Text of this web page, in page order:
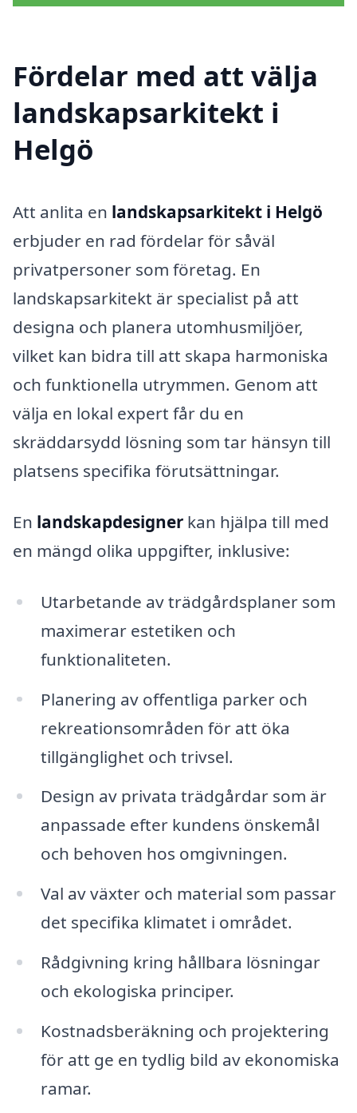
Fördelar med att välja
landskapsarkitekt i
Helgö
Att anlita en landskapsarkitekt i Helgö
erbjuder en rad fördelar för såväl
privatpersoner som företag. En
landskapsarkitekt är specialist på att
designa och planera utomhusmiljöer,
vilket kan bidra till att skapa harmoniska
och funktionella utrymmen. Genom att
välja en lokal expert får du en
skräddarsydd lösning som tar hänsyn till
platsens specifika förutsättningar.
En landskapdesigner kan hjälpa till med
en mängd olika uppgifter, inklusive:
Utarbetande av trädgårdsplaner som
maximerar estetiken och
funktionaliteten.
Planering av offentliga parker och
rekreationsområden för att öka
tillgänglighet och trivsel.
Design av privata trädgårdar som är
anpassade efter kundens önskemål
och behoven hos omgivningen.
Val av växter och material som passar
det specifika klimatet i området.
Rådgivning kring hållbara lösningar
och ekologiska principer.
Kostnadsberäkning och projektering
för att ge en tydlig bild av ekonomiska
ramar.